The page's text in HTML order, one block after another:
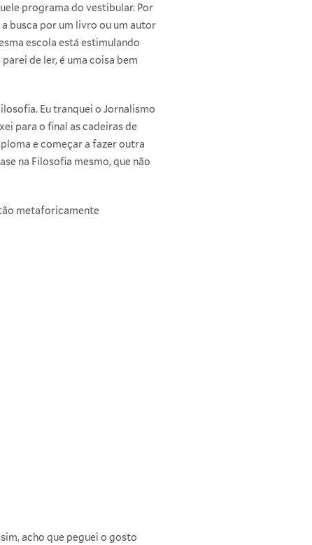
programa do vestibular. Por
busca por um livro ou um autor
escola está estimulando
de ler, é uma coisa bem
Eu tranquei o Jornalismo
para o final as cadeiras de
e começar a fazer outra
na Filosofia mesmo, que não
metaforicamente
acho que peguei o gosto